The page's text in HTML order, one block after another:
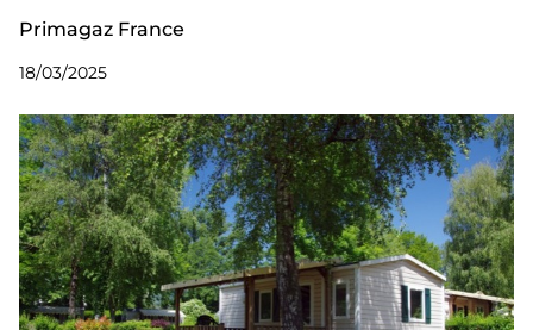
Primagaz France
18/03/2025